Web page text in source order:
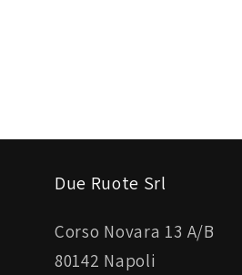
Due Ruote Srl
Corso Novara 13 A/B
80142 Napoli